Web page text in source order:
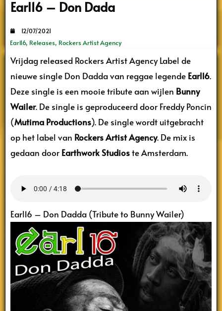
Earl16 – Don Dada
12/07/2021
Earl16, Releases, Rockers Artist Agency
Vrijdag released Rockers Artist Agency Label de
nieuwe single Don Dadda van reggae legende Earl16.
Deze single is een mooie tribute aan wijlen Bunny
Wailer. De single is geproduceerd door Freddy Poncin
(Mutima Productions). De single wordt uitgebracht
op het label van Rockers Artist Agency. De mix is
gedaan door Earthwork Studioste Amsterdam.
Earl16 – Don Dadda (Tribute to Bunny Wailer)